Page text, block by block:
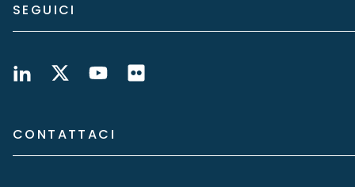
SEGUICI
CONTATTACI